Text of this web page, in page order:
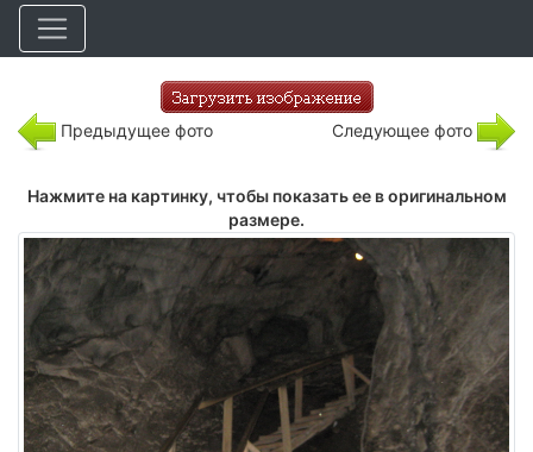
Предыдущее фото Следующее фото
Нажмите на картинку, чтобы показать ее в оригинальном
размере.